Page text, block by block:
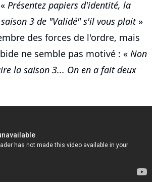
Présentez papiers d'identité, la
3 de "Validé" s'il vous plait»
des forces de l'ordre, mais
ne semble pas motivé : « Non
la saison 3... On en a fait deux